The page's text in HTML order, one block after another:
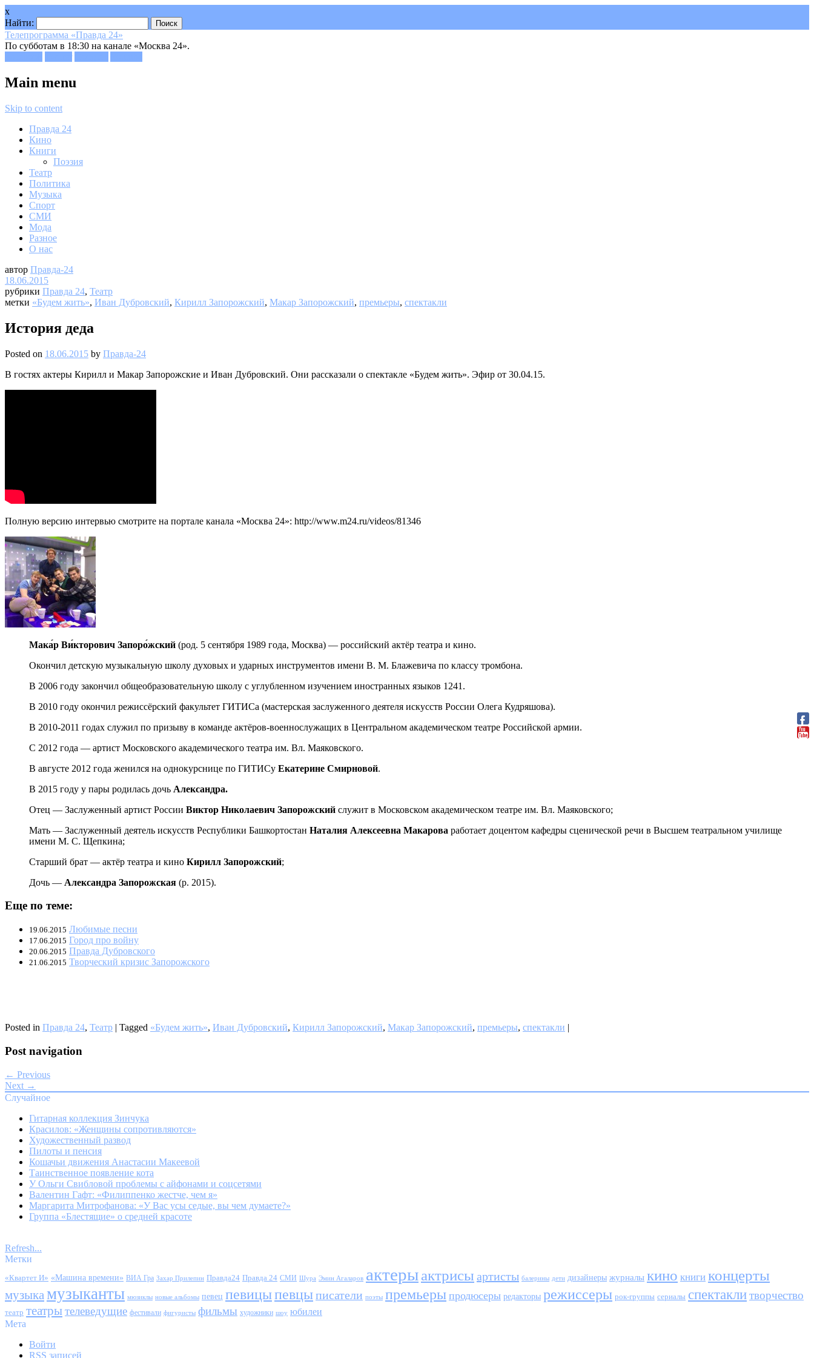
x
Найти:
Телепрограмма «Правда 24»
По субботам в 18:30 на канале «Москва 24».
Main menu
Skip to content
Правда 24
Кино
Книги
Поэзия
Театр
Политика
Музыка
Спорт
СМИ
Мода
Разное
О нас
автор Правда-24
18.06.2015
рубрики Правда 24, Театр
метки «Будем жить», Иван Дубровский, Кирилл Запорожский, Макар Запорожский, премьеры, спектакли
История деда
Posted on 18.06.2015 by Правда-24
В гостях актеры Кирилл и Макар Запорожские и Иван Дубровский. Они рассказали о спектакле «Будем жить». Эфир от 30.04.15.
Полную версию интервью смотрите на портале канала «Москва 24»: http://www.m24.ru/videos/81346
Мака́р Ви́кторович Запоро́жский (род. 5 сентября 1989 года, Москва) — российский актёр театра и кино.
Окончил детскую музыкальную школу духовых и ударных инструментов имени В. М. Блажевича по классу тромбона.
В 2006 году закончил общеобразовательную школу с углубленном изучением иностранных языков 1241.
В 2010 году окончил режиссёрский факультет ГИТИСа (мастерская заслуженного деятеля искусств России Олега Кудряшова).
В 2010-2011 годах служил по призыву в команде актёров-военнослужащих в Центральном академическом театре Российской армии.
С 2012 года — артист Московского академического театра им. Вл. Маяковского.
В августе 2012 года женился на однокурснице по ГИТИСу Екатерине Смирновой.
В 2015 году у пары родилась дочь Александра.
Отец — Заслуженный артист России Виктор Николаевич Запорожский служит в Московском академическом театре им. Вл. Маяковского;
Мать — Заслуженный деятель искусств Республики Башкортостан Наталия Алексеевна Макарова работает доцентом кафедры сценической речи в Высшем театральном училище
имени М. С. Щепкина;
Старший брат — актёр театра и кино Кирилл Запорожский;
Дочь — Александра Запорожская (р. 2015).
Еще по теме:
19.06.2015 Любимые песни
17.06.2015 Город про войну
20.06.2015 Правда Дубровского
21.06.2015 Творческий кризис Запорожского
Posted in Правда 24, Театр | Tagged «Будем жить», Иван Дубровский, Кирилл Запорожский, Макар Запорожский, премьеры, спектакли |
Post navigation
← Previous
Next →
Случайное
Гитарная коллекция Зинчука
Красилов: «Женщины сопротивляются»
Художественный развод
Пилоты и пенсия
Кошачьи движения Анастасии Макеевой
Таинственное появление кота
У Ольги Свибловой проблемы с айфонами и соцсетями
Валентин Гафт: «Филиппенко жестче, чем я»
Маргарита Митрофанова: «У Вас усы седые, вы чем думаете?»
Группа «Блестящие» о средней красоте
Refresh...
Метки
«Квартет И» «Машина времени» ВИА Гра Захар Прилепин Правда24 Правда 24 СМИ Шура Эмин Агаларов актерыактрисы артисты балерины дети дизайнеры журналы кино книги концерты
музыка музыканты мюзиклы новые альбомы певец певицыпевцыписатели поэты премьеры продюсеры редакторы режиссеры рок-группы сериалы спектаклитворчество
театр театрытелеведущие фестивали фигуристы фильмы художники шоу юбилеи
Мета
Войти
RSS записей